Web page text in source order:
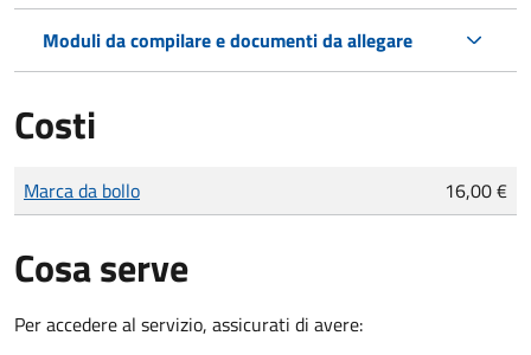
Moduli da compilare e documenti da allegare
Costi
Tipo di pagamento
Importo
Marca da bollo 16,00 €
Cosa serve
Per accedere al servizio, assicurati di avere: